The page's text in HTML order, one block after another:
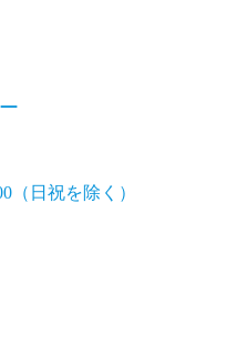
（日祝を除く）